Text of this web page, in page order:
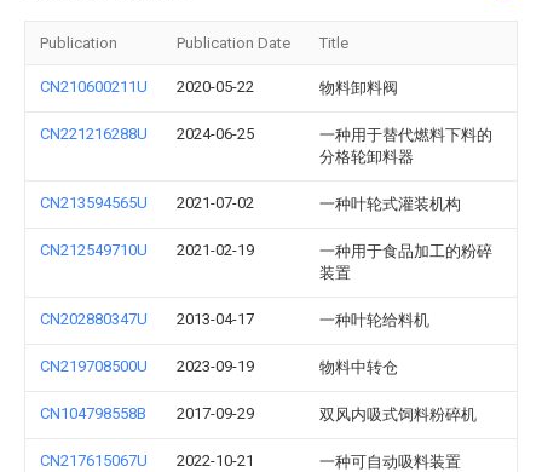
Publication Publication Date Title
CN210600211U 2020-05-22 物料卸料阀
CN221216288U 2024-06-25
一种用于替代燃料下料的
分格轮卸料器
CN213594565U 2021-07-02 一种叶轮式灌装机构
CN212549710U 2021-02-19
一种用于食品加工的粉碎
装置
CN202880347U 2013-04-17 一种叶轮给料机
CN219708500U 2023-09-19 物料中转仓
CN104798558B 2017-09-29 双风内吸式饲料粉碎机
CN217615067U 2022-10-21 一种可自动吸料装置